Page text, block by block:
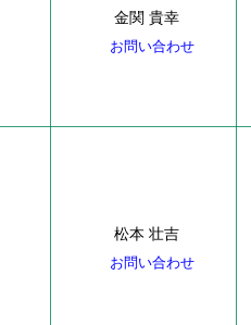
金関 貴幸
お問い合わせ
松本 壮吉
お問い合わせ